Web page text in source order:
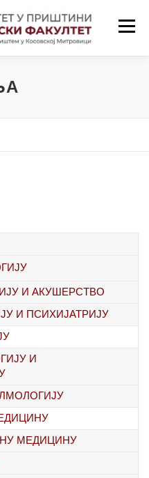
И АКУШЕРСТВО
И ПСИХИЈАТРИЈУ
И
МЕДИЦИНУ